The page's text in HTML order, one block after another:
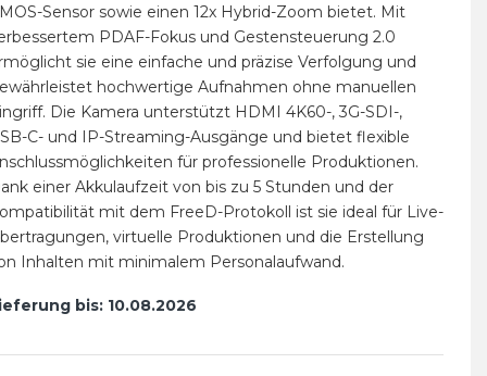
bis: 10.08.2026
Sensor sowie einen 12x Hybrid-Zoom bietet. Mit
PDAF-Fokus und Gestensteuerung 2.0
sie eine einfache und präzise Verfolgung und
hochwertige Aufnahmen ohne manuellen
Die Kamera unterstützt HDMI 4K60-, 3G-SDI-,
C- und IP-Streaming-Ausgänge und bietet flexible
für professionelle Produktionen.
einer Akkulaufzeit von bis zu 5 Stunden und der
mit dem FreeD-Protokoll ist sie ideal für Live-
virtuelle Produktionen und die Erstellung
Inhalten mit minimalem Personalaufwand.